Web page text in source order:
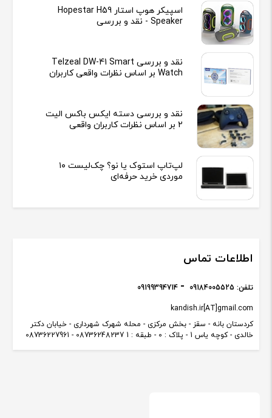
اسپیکر هوپ استار Hopestar H59
Speaker - نقد و بررسی
نقد و بررسی Telzeal DW-41 Smart
Watch بر اساس نظرات واقعی کاربران
نقد و بررسی دسته ایکس باکس الیت
2 بر اساس نظرات کاربران واقعی
لپ‌تاپ استوک یا نو؟ چک‌لیست ۱۰
موردی خرید حرفه‌ای
اطلاعات تماس
کردستان بانه - سقز - بخش مرکزی - محله شهرک شهرداری - خیابان دکتر
خالدی - کوچه یاس 1 - پلاک : 0 - طبقه : 1 08736248237 - 08736227961
kandish.ir[AT]gmail.com
تلفن: 09184005525
09199394714